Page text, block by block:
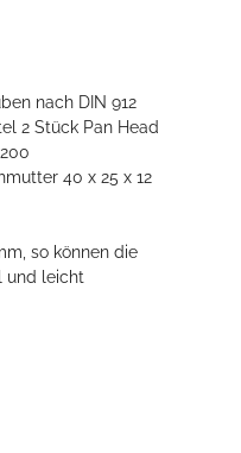
nach DIN 912
2 Stück Pan Head
40 x 25 x 12
so können die
und leicht